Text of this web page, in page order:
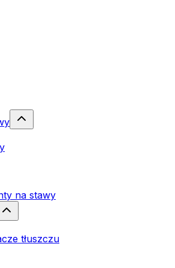
na stawy
tłuszczu